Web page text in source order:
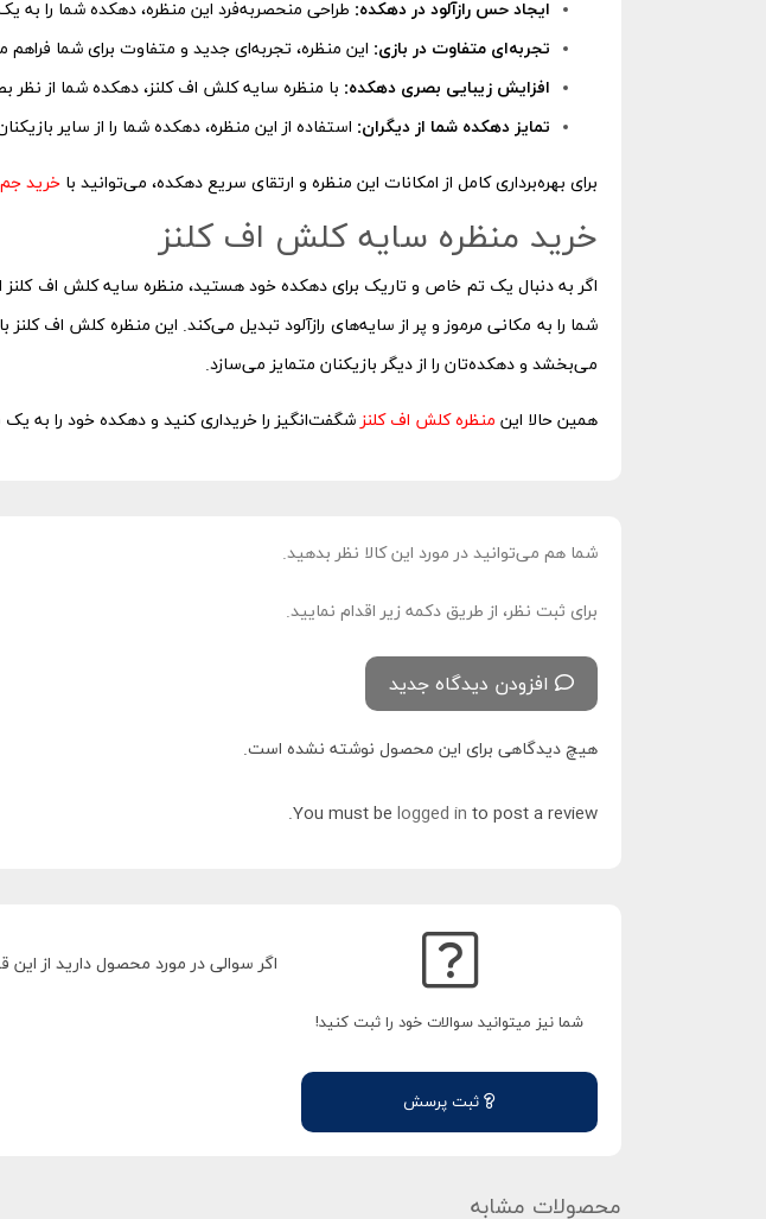
ایجاد حس رازآلود در دهکده: طراحی منحصر‌به‌فرد این منظره، دهکده شما را
تجربه‌ای متفاوت در بازی: این منظره، تجربه‌ای جدید و متفاوت برای شما
افزایش زیبایی بصری دهکده: با منظره سایه کلش اف کلنز، دهکده شما از
تمایز دهکده شما از دیگران: استفاده از این منظره، دهکده شما را از سایر
برای بهره‌برداری کامل از امکانات این منظره و ارتقای سریع دهکده، می‌توانید با خرید
خرید منظره سایه کلش اف کلنز
اگر به دنبال یک تم خاص و تاریک برای دهکده خود هستید، منظره سایه کلش اف
شما را به مکانی مرموز و پر از سایه‌های رازآلود تبدیل می‌کند. این منظره کلش اف
می‌بخشد و دهکده‌تان را از دیگر بازیکنان متمایز می‌سازد.
همین حالا این منظره کلش اف کلنز شگفت‌انگیز را خریداری کنید و دهکده خود را به یک
شما هم می‌توانید در مورد این کالا نظر بدهید.
برای ثبت نظر، از طریق دکمه زیر اقدام نمایید.
افزودن دیدگاه جدید
هیچ دیدگاهی برای این محصول نوشته نشده است.
You must be logged in to post a review.
شما نیز میتوانید سوالات خود را ثبت کنید!
اگر سوالی در مورد محصول دارید از
محصولات مشابه